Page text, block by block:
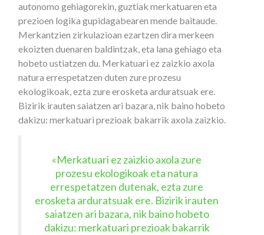
autonomo gehiagorekin, guztiak merkatuaren eta
prezioen logika gupidagabearen mende baitaude.
Merkantzien zirkulazioan ezartzen dira merkeen
ekoizten duenaren baldintzak, eta lana gehiago eta
hobeto ustiatzen du. Merkatuari ez zaizkio axola
natura errespetatzen duten zure prozesu
ekologikoak, ezta zure erosketa arduratsuak ere.
Bizirik irauten saiatzen ari bazara, nik baino hobeto
dakizu: merkatuari prezioak bakarrik axola zaizkio.
«Merkatuari ez zaizkio axola zure
prozesu ekologikoak eta natura
errespetatzen dutenak, ezta zure
erosketa arduratsuak ere. Bizirik irauten
saiatzen ari bazara, nik baino hobeto
dakizu: merkatuari prezioak bakarrik